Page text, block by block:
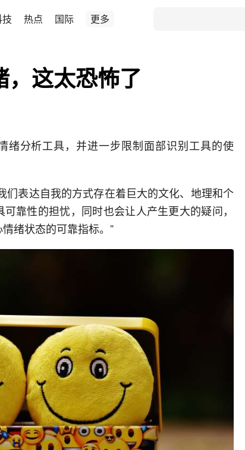
热点 国际 更多
这太恐怖了
绪分析工具，并进一步限制面部识别工具的使
们表达自我的方式存在着巨大的文化、地理和个
靠性的担忧，同时也会让人产生更大的疑问，
绪状态的可靠指标。”